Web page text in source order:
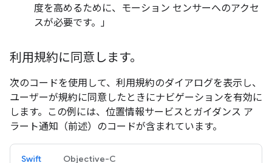
度を高めるために、モーション センサーへのアクセ
スが必要です。」
利用規約に同意します。
次のコードを使用して、利用規約のダイアログを表示し、
ユーザーが規約に同意したときにナビゲーションを有効に
します。この例には、位置情報サービスとガイダンス ア
ラート通知（前述）のコードが含まれています。
Swift Objective-C